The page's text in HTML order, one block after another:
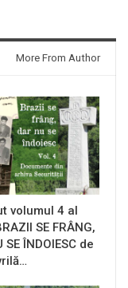
More From Author
volumul 4 al
SE FRÂNG,
SE ÎNDOIESC de